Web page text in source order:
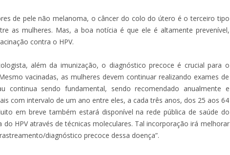
de pele não melanoma, o câncer do colo do útero é o terceiro tipo
as mulheres. Mas, a boa notícia é que ele é altamente prevenível,
contra o HPV.
além da imunização, o diagnóstico precoce é crucial para o
vacinadas, as mulheres devem continuar realizando exames de
continua sendo fundamental, sendo recomendado anualmente e
com intervalo de um ano entre eles, a cada três anos, dos 25 aos 64
em breve também estará disponível na rede pública de saúde do
do HPV através de técnicas moleculares. Tal incorporação irá melhorar
diagnóstico precoce dessa doença”.